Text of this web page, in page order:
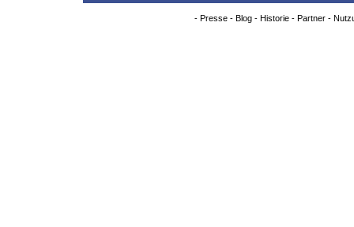
- Presse- Blog- Historie- Partner-